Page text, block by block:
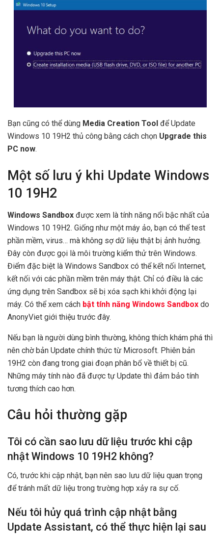
Bạn cũng có thể dùng Media Creation Tool để Update
Windows 10 19H2 thủ công bằng cách chọn Upgrade this
PC now.
Một số lưu ý khi Update Windows
10 19H2
Windows Sandbox được xem là tính năng nổi bậc nhất của
Windows 10 19H2. Giống như một máy ảo, bạn có thể test
phần mềm, virus… mà không sợ dữ liệu thật bị ảnh hưởng.
Đây còn được gọi là môi trường kiểm thử trên Windows.
Điểm đặc biệt là Windows Sandbox có thể kết nối Internet,
kết nối với các phần mềm trên máy thật. Chỉ có điều là các
ứng dụng trên Sandbox sẽ bị xóa sạch khi khởi động lại
máy. Có thể xem cách bật tính năng Windows Sandbox do
AnonyViet giới thiệu trước đây.
Nếu bạn là người dùng bình thường, không thích khám phá thì
nên chờ bản Update chính thức từ Microsoft. Phiên bản
19H2 còn đang trong giai đoạn phân bổ về thiết bị cũ.
Những máy tính nào đã được tự Update thì đảm bảo tính
tương thích cao hơn.
Câu hỏi thường gặp
Tôi có cần sao lưu dữ liệu trước khi cập
nhật Windows 10 19H2 không?
Có, trước khi cập nhật, bạn nên sao lưu dữ liệu quan trọng
để tránh mất dữ liệu trong trường hợp xảy ra sự cố.
Nếu tôi hủy quá trình cập nhật bằng
Update Assistant, có thể thực hiện lại sau